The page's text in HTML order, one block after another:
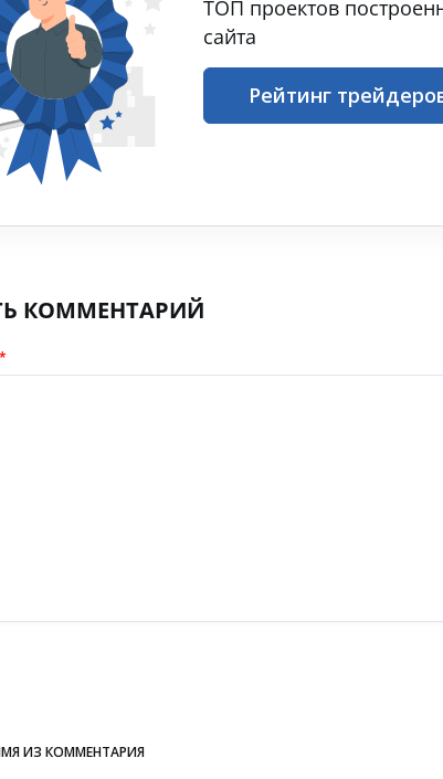
ТОП проектов
сайта
Рейтинг
КОММЕНТАРИЙ
*
ИЗ КОММЕНТАРИЯ